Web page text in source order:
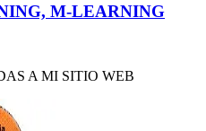
M-LEARNING
A MI SITIO WEB